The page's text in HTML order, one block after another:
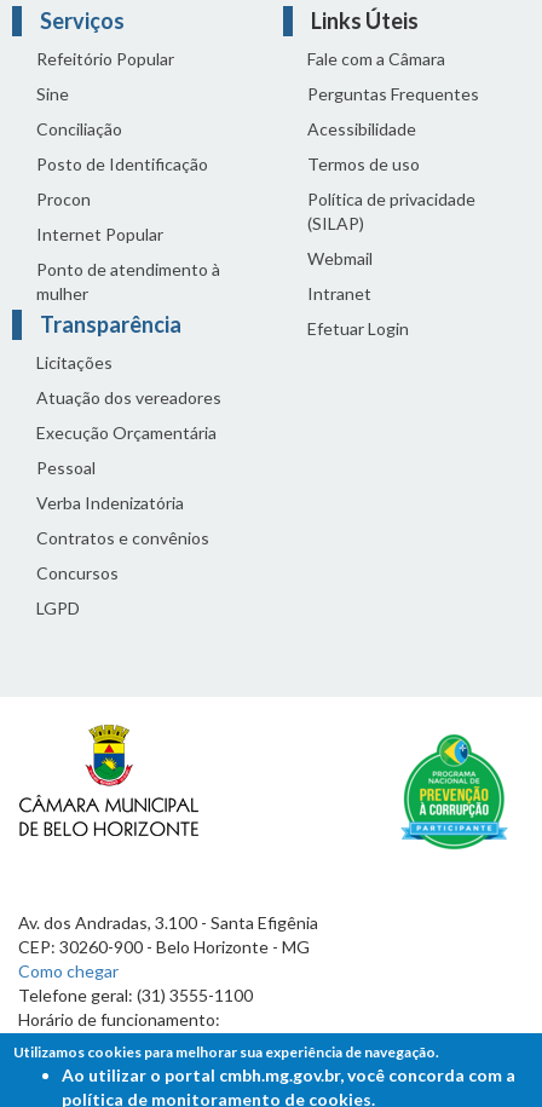
Serviços
Refeitório Popular
Sine
Conciliação
Posto de Identificação
Procon
Internet Popular
Ponto de atendimento à
mulher
Transparência
Licitações
Atuação dos vereadores
Execução Orçamentária
Pessoal
Verba Indenizatória
Contratos e convênios
Concursos
LGPD
Links Úteis
Fale com a Câmara
Perguntas Frequentes
Acessibilidade
Termos de uso
Política de privacidade
(SILAP)
Webmail
Intranet
Efetuar Login
Av. dos Andradas, 3.100 - Santa Efigênia
CEP: 30260-900 - Belo Horizonte - MG
Como chegar
Telefone geral: (31) 3555-1100
Horário de funcionamento:
7h às 19h
Utilizamos cookies para melhorar sua experiência de navegação.
Ao utilizar o portal cmbh.mg.gov.br, você concorda com a
política de monitoramento de cookies.